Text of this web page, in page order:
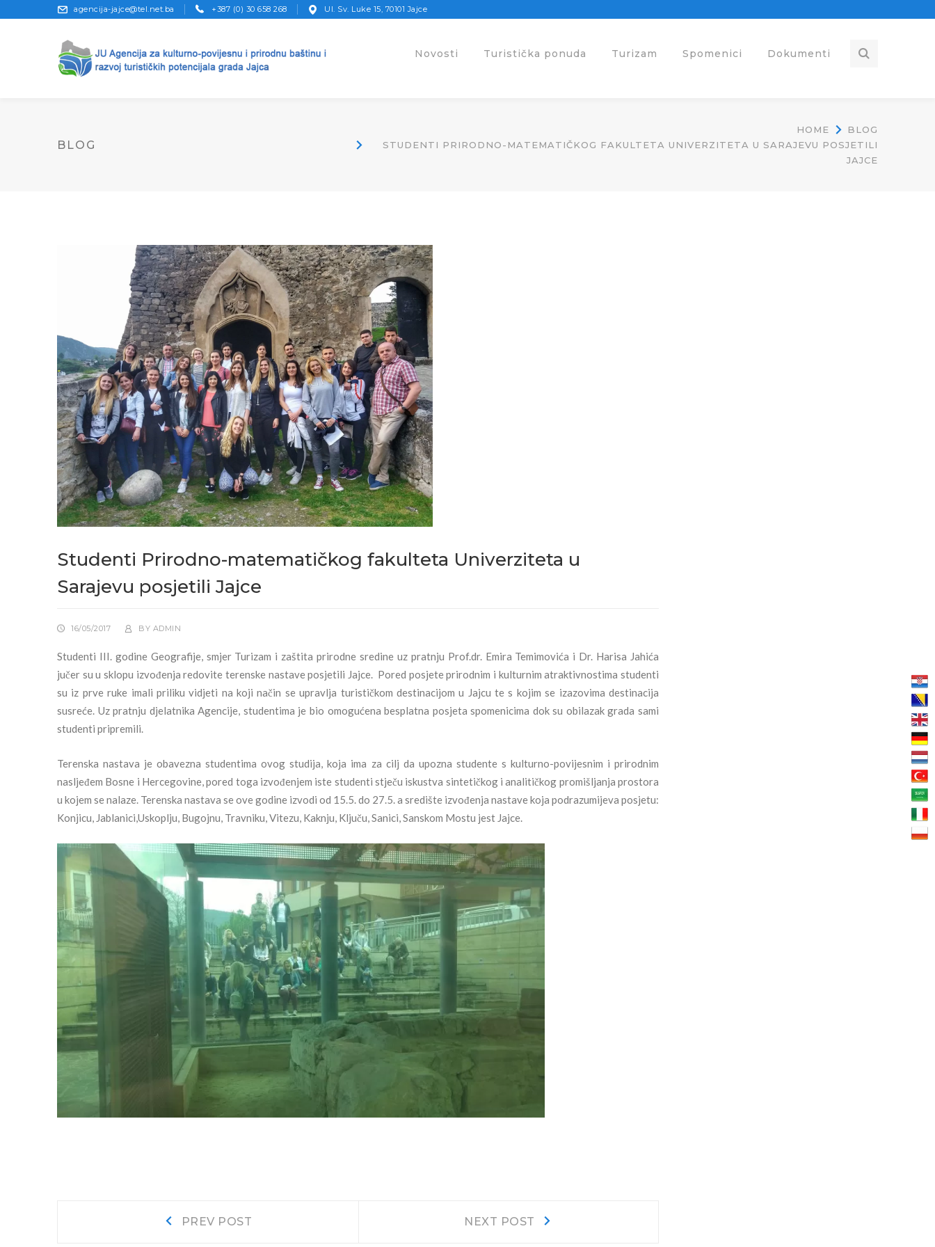
agencija-jajce@tel.net.ba +387 (0) 30 658 268 Ul. Sv. Luke 15, 70101 Jajce
Novosti Turistička ponuda Turizam Spomenici Dokumenti
BLOG
HOME
BLOG
STUDENTI PRIRODNO-MATEMATIČKOG FAKULTETA UNIVERZITETA U SARAJEVU POSJETILI
JAJCE
Studenti Prirodno-matematičkog fakulteta Univerziteta u
Sarajevu posjetili Jajce
16/05/2017 BY ADMIN
Studenti III. godine Geografije, smjer Turizam i zaštita prirodne sredine uz pratnju Prof.dr. Emira Temimovića i Dr. Harisa Jahića
jučer su u sklopu izvođenja redovite terenske nastave posjetili Jajce. Pored posjete prirodnim i kulturnim atraktivnostima studenti
su iz prve ruke imali priliku vidjeti na koji način se upravlja turističkom destinacijom u Jajcu te s kojim se izazovima destinacija
susreće. Uz pratnju djelatnika Agencije, studentima je bio omogućena besplatna posjeta spomenicima dok su obilazak grada sami
studenti pripremili.
Terenska nastava je obavezna studentima ovog studija, koja ima za cilj da upozna studente s kulturno-povijesnim i prirodnim
nasljeđem Bosne i Hercegovine, pored toga izvođenjem iste studenti stječu iskustva sintetičkog i analitičkog promišljanja prostora
u kojem se nalaze. Terenska nastava se ove godine izvodi od 15.5. do 27.5. a središte izvođenja nastave koja podrazumijeva posjetu:
Konjicu, Jablanici,Uskoplju, Bugojnu, Travniku, Vitezu, Kaknju, Ključu, Sanici, Sanskom Mostu jest Jajce.
Navigacija
PREV POST NEXT POST